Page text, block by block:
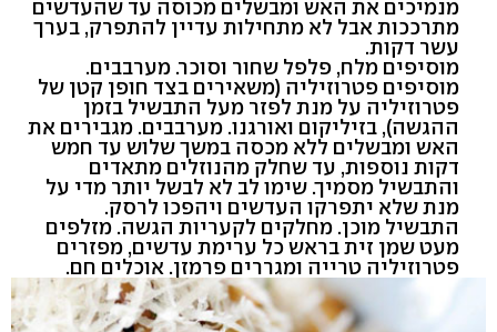
מנמיכים את האש ומבשלים מכוסה עד שהעדשים
מתרככות אבל לא מתחילות עדיין להתפרק, בערך
עשר דקות.
מוסיפים מלח, פלפל שחור וסוכר. מערבבים.
מוסיפים פטרוזיליה (משאירים בצד חופן קטן של
פטרוזיליה על מנת לפזר מעל התבשיל בזמן
ההגשה), בזיליקום ואורגנו. מערבבים. מגבירים את
האש ומבשלים ללא מכסה במשך שלוש עד חמש
דקות נוספות, עד שחלק מהנוזלים מתאדים
והתבשיל מסמיך. שימו לב לא לבשל יותר מדי על
מנת שלא יתפרקו העדשים ויהפכו לרסק.
התבשיל מוכן. מחלקים לקעריות הגשה. מזלפים
מעט שמן זית בראש כל ערימת עדשים, מפזרים
פטרוזיליה טרייה ומגררים פרמזן. אוכלים חם.